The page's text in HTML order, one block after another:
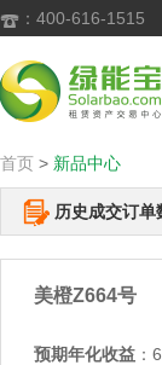
 ：400-616-1515
首页 > 新品中心
历史成交订单
美橙Z664号
预期年化收益 ：